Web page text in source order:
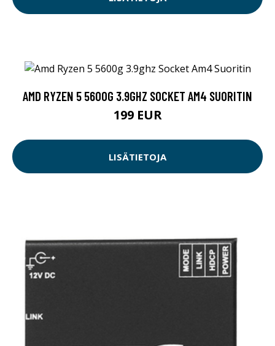
AMD RYZEN 5 5600G 3.9GHZ SOCKET AM4 SUORITIN
199 EUR
LISÄTIETOJA